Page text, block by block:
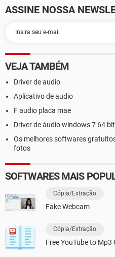
ASSINE NOSSA
VEJA TAMBÉM
Driver de audio
Aplicativo de audio
F audio placa mae
Driver de áudio windows 7 64
Os melhores softwares
fotos
SOFTWARES MAIS
Cópia/Extração
Fake Webcam
Cópia/Extração
Free YouTube to Mp3